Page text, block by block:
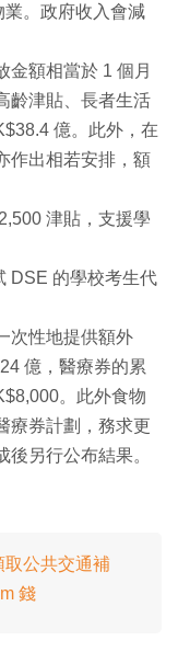
業。政府收入會減
金額相當於 1 個月
齡津貼、長者生活
億。此外，在
作出相若安排，額
津貼，支援學
DSE 的學校考生代
次性地提供額外
億，醫療券的累
。此外食物
療券計劃，務求更
另行公布結果。
取公共交通補
錢